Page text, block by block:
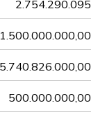
2.754.290.095
500.000.000,00